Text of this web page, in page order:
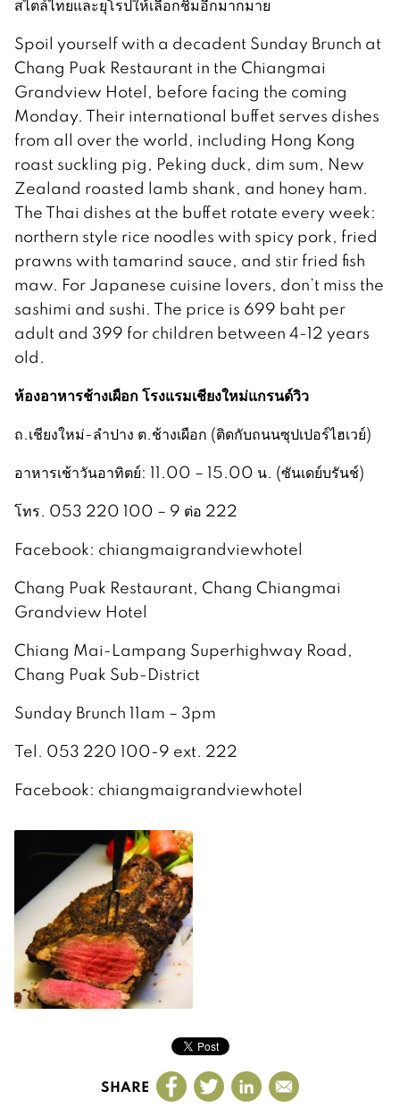
สไตล์ไทยและยุโรปให้เลือกชิมอีกมากมาย
Spoil yourself with a decadent Sunday Brunch at
Chang Puak Restaurant in the Chiangmai
Grandview Hotel, before facing the coming
Monday. Their international buffet serves dishes
from all over the world, including Hong Kong
roast suckling pig, Peking duck, dim sum, New
Zealand roasted lamb shank, and honey ham.
The Thai dishes at the buffet rotate every week:
northern style rice noodles with spicy pork, fried
prawns with tamarind sauce, and stir fried fish
maw. For Japanese cuisine lovers, don’t miss the
sashimi and sushi. The price is 699 baht per
adult and 399 for children between 4-12 years
old.
ห้องอาหารช้างเผือก โรงแรมเชียงใหม่แกรนด์วิว
ถ.เชียงใหม่-ลำปาง ต.ช้างเผือก (ติดกับถนนซุปเปอร์ไฮเวย์)
อาหารเช้าวันอาทิตย์: 11.00 – 15.00 น. (ซันเดย์บรันช์)
โทร. 053 220 100 – 9 ต่อ 222
Facebook: chiangmaigrandviewhotel
Chang Puak Restaurant, Chang Chiangmai
Grandview Hotel
Chiang Mai-Lampang Superhighway Road,
Chang Puak Sub-District
Sunday Brunch 11am – 3pm
Tel. 053 220 100-9 ext. 222
Facebook: chiangmaigrandviewhotel
SHARE